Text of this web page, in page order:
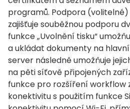
programů. Podpora (volitelné)
zajišťuje souběžnou podporu
funkce „Uvolnění tisku“
a ukládat dokumenty na hlavní
server následně umožňuje
na pěti síťově připojených
funkce pro rozšíření workflow
konektivitu s použitím funkce